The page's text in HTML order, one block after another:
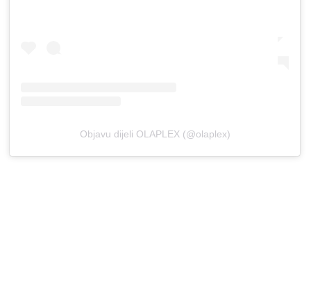
Objavu dijeli OLAPLEX (@olaplex)